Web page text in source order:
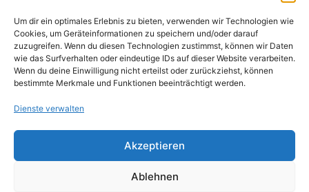
Um dir ein optimales Erlebnis zu bieten, verwenden wir Technologien wie
Cookies, um Geräteinformationen zu speichern und/oder darauf
zuzugreifen. Wenn du diesen Technologien zustimmst, können wir Daten
wie das Surfverhalten oder eindeutige IDs auf dieser Website verarbeiten.
Wenn du deine Einwilligung nicht erteilst oder zurückziehst, können
bestimmte Merkmale und Funktionen beeinträchtigt werden.
Dienste verwalten
Akzeptieren
Ablehnen
Datenschutzerklärung
AGB
Widerrufsbelehrung
Versand und Lieferung
Zahlungsarten
Copyright © 2026 Pfandpirat | Präsentiert vonZimmermanns
Internet & PR-Beratung